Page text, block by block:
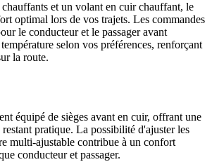
chauffants et un volant en cuir chauffant, le
optimal lors de vos trajets. Les commandes
le conducteur et le passager avant
selon vos préférences, renforçant
la route.
équipé de sièges avant en cuir, offrant une
pratique. La possibilité d'ajuster les
multi-ajustable contribue à un confort
conducteur et passager.